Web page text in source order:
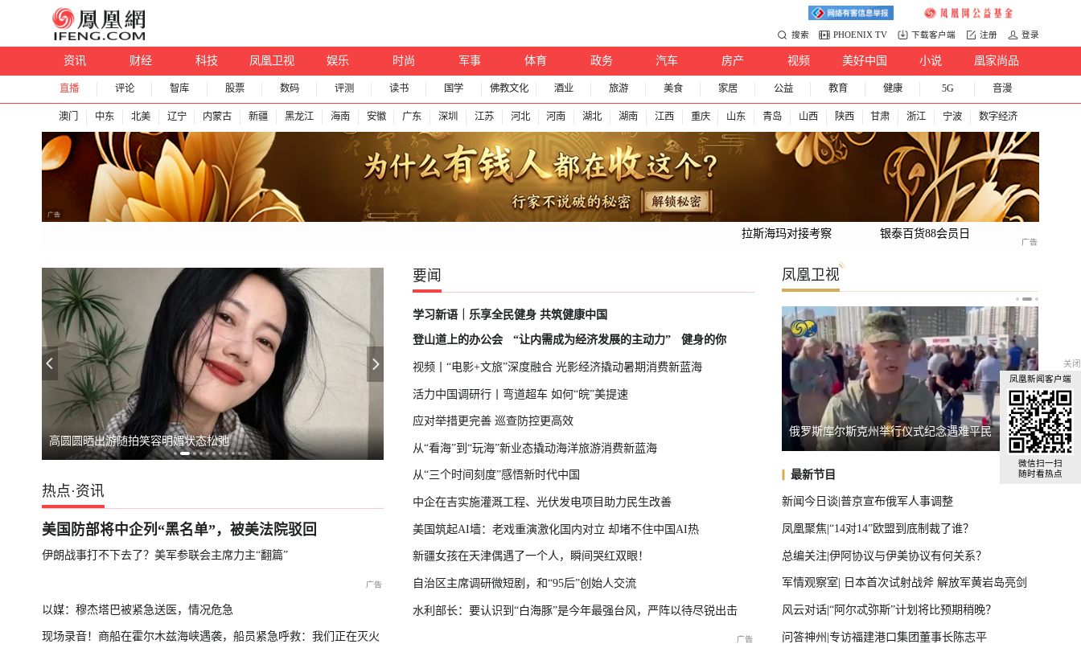
搜索 PHOENIX TV 下载客户端 注册 登录
资讯 财经 科技 凤凰卫视 娱乐 时尚 军事 体育 政务 汽车 房产 视频 美好中国 小说 凰家尚品
直播 评论 智库 股票 数码 评测 读书 国学 佛教文化 酒业 旅游 美食 家居 公益 教育 健康 5G 音漫
澳门 中东 北美 辽宁 内蒙古 新疆 黑龙江 海南 安徽 广东 深圳 江苏 河北 河南 湖北 湖南 江西 重庆 山东 青岛 山西 陕西 甘肃 浙江 宁波 数字经济
拉斯海玛对接考察 银泰百货88会员日
高圆圆晒出游随拍笑容明媚状态松弛 夏天为什么大家都去抢羽绒服了？ U17国足晋级决赛
热点 ·资讯
美国防部将中企列“黑名单”，被美法院驳回
伊朗战事打不下去了？美军参联会主席力主“翻篇”
以媒：穆杰塔巴被紧急送医，情况危急
现场录音！商船在霍尔木兹海峡遇袭，船员紧急呼救：我们正在灭火
要闻
学习新语｜乐享全民健身 共筑健康中国
登山道上的办公会
“让内需成为经济发展的主动力” 健身的你
视频丨“电影+文旅”深度融合 光影经济撬动暑期消费新蓝海
活力中国调研行丨弯道超车 如何“皖”美提速
应对举措更完善 巡查防控更高效
从“看海”到“玩海”新业态撬动海洋旅游消费新蓝海
从“三个时间刻度”感悟新时代中国
中企在吉实施灌溉工程、光伏发电项目助力民生改善
美国筑起AI墙：老戏重演激化国内对立 却堵不住中国AI热
新疆女孩在天津偶遇了一个人，瞬间哭红双眼！
自治区主席调研微短剧，和“95后”创始人交流
水利部长：要认识到“白海豚”是今年最强台风，严阵以待尽锐出击
凤凰卫视
美田纳西州共和党初选，现任议员爆冷出局 俄罗斯库尔斯克州举行仪式纪念遇难平民 美田
最新节目
新闻今日谈|普京宣布俄军人事调整
凤凰聚焦|“14对14”欧盟到底制裁了谁？
总编关注|伊阿协议与伊美协议有何关系？
军情观察室| 日本首次试射战斧 解放军黄岩岛亮剑
风云对话|“阿尔忒弥斯”计划将比预期稍晚？
问答神州|专访福建港口集团董事长陈志平
关闭
凤凰新闻客户端
微信扫一扫
随时看热点